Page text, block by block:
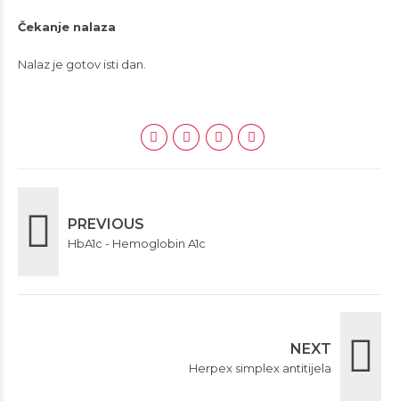
Čekanje nalaza
Nalaz je gotov isti dan.
PREVIOUS
HbA1c - Hemoglobin A1c
NEXT
Herpex simplex antitijela